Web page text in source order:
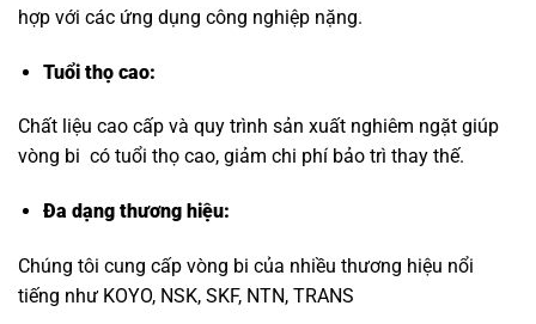
hợp với các ứng dụng công nghiệp nặng.
Tuổi thọ cao:
Chất liệu cao cấp và quy trình sản xuất nghiêm ngặt giúp
vòng bi có tuổi thọ cao, giảm chi phí bảo trì thay thế.
Đa dạng thương hiệu:
Chúng tôi cung cấp vòng bi của nhiều thương hiệu nổi
tiếng như KOYO, NSK, SKF, NTN, TRANS